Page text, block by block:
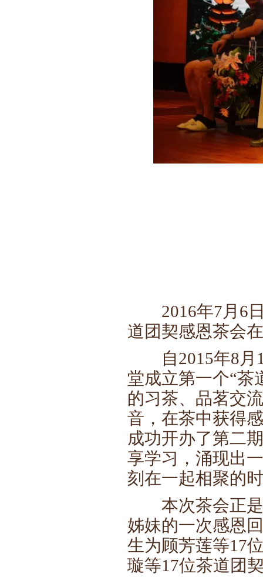
2016年7月6日
道团契感恩茶会
自2015年8月
堂成立第一个“茶
的习茶、品茗交
音，在茶中获得
成功开办了第二
享学习，涌现出
刻在一起相聚的
本次茶会正是
姊妹的一次感恩
生为顾芳莲等17
璇等17位茶道团